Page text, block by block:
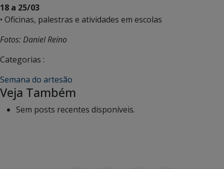
18 a 25/03
• Oficinas, palestras e atividades em escolas
Fotos: Daniel Reino
Categorias :
Semana do artesão
Veja Também
Sem posts recentes disponíveis.